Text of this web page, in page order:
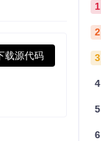
载源代码
1
2
3
4
5
6